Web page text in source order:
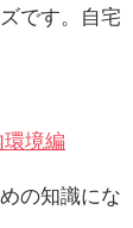
です。自宅
境編
の知識にな